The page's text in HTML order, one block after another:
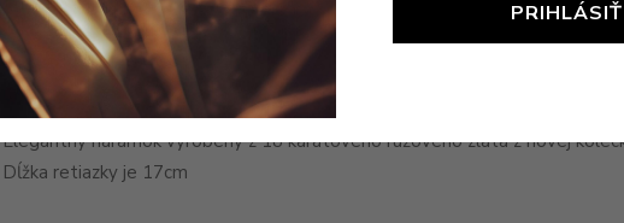
Elegantný náramok vyrobený z 18 karátového ružového zlata z novej
Dĺžka retiazky je 17cm